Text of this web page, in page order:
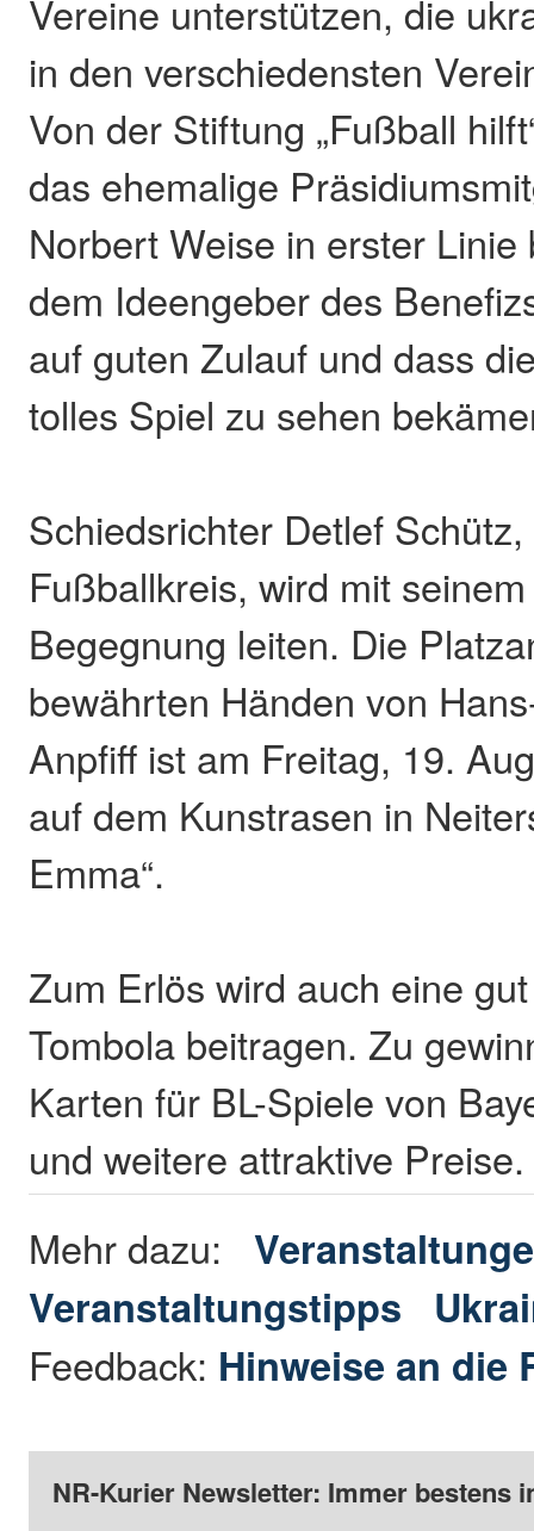
Vereine unterstützen, die
in den verschiedensten
Von der Stiftung „Fußball
das ehemalige
Norbert Weise in erster
dem Ideengeber des
auf guten Zulauf und dass
tolles Spiel zu sehen
Schiedsrichter Detlef
Fußballkreis, wird mit
Begegnung leiten. Die
bewährten Händen von
Anpfiff ist am Freitag, 19.
auf dem Kunstrasen in
Emma“.
Zum Erlös wird auch eine
Tombola beitragen. Zu
Karten für BL-Spiele von
und weitere attraktive
Mehr dazu:
Veranstaltungstipps
Feedback: Hinweise an die
NR-Kurier Newsletter: Immer bestens